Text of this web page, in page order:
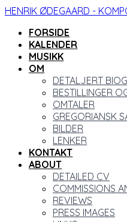
HENRIK ØDEGAARD -
FORSIDE
KALENDER
MUSIKK
OM
DETALJERT
BESTILLINGER
OMTALER
GREGORIANSK
BILDER
LENKER
KONTAKT
ABOUT
DETAILED CV
COMMISSIONS
REVIEWS
PRESS IMAGES